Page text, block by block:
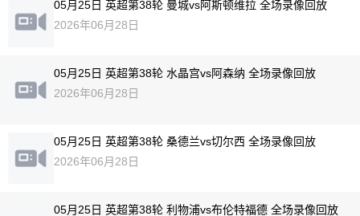
05月25日 英超第38轮 曼城vs阿斯顿维拉 全场录像回放
2026年06月28日
05月25日 英超第38轮 水晶宫vs阿森纳 全场录像回放
2026年06月28日
05月25日 英超第38轮 桑德兰vs切尔西 全场录像回放
2026年06月28日
05月25日 英超第38轮 利物浦vs布伦特福德 全场录像回放